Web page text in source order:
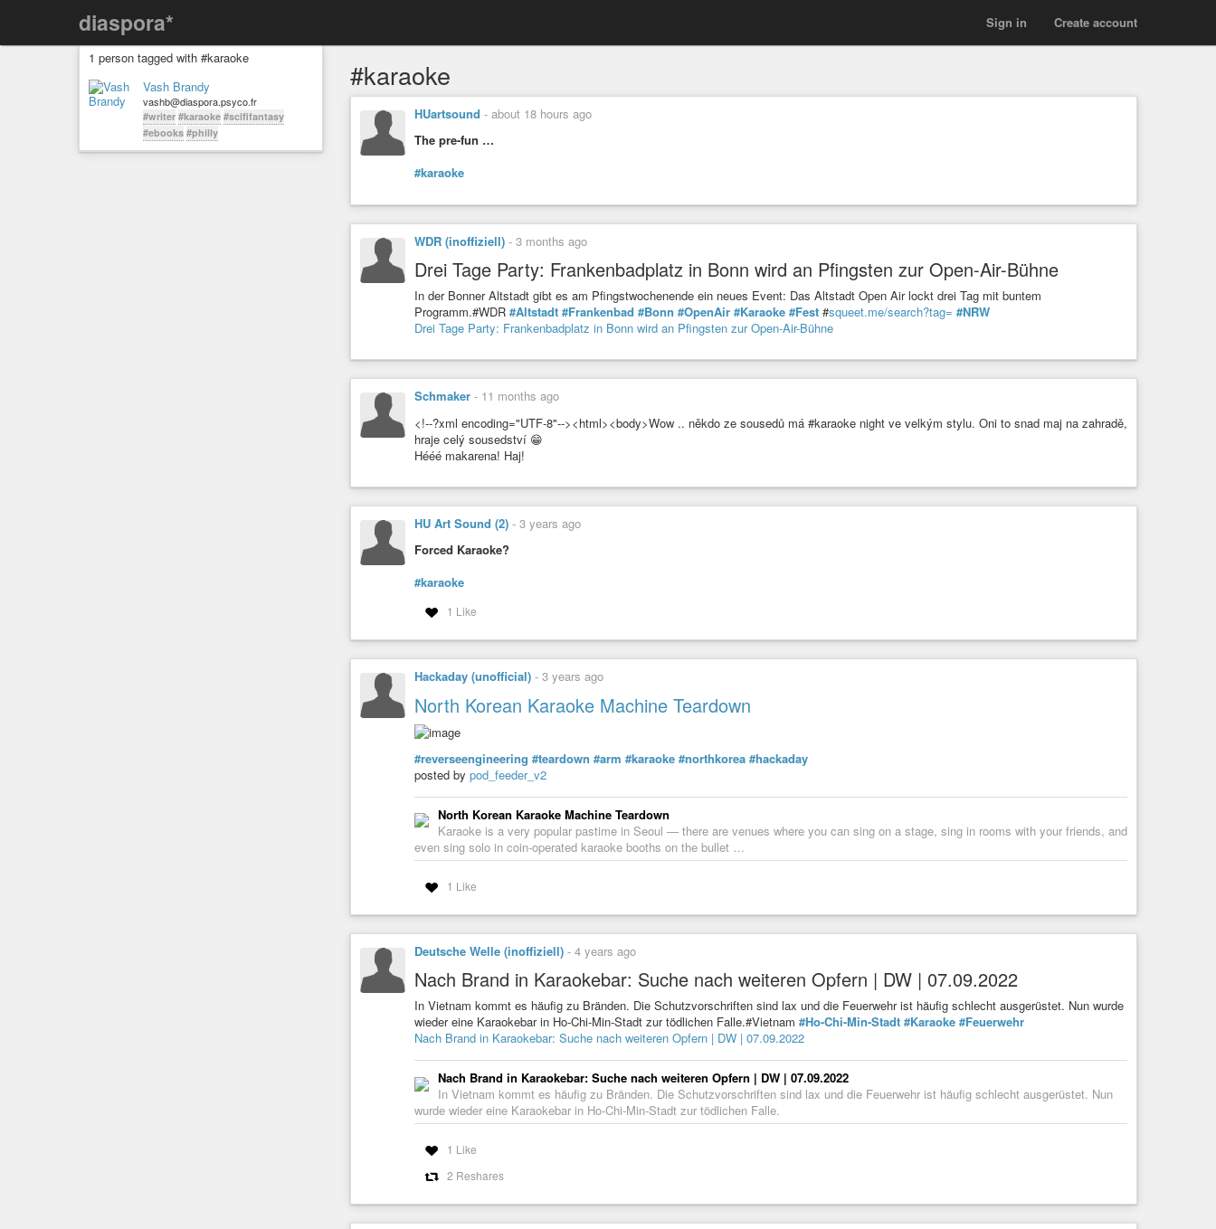
diaspora* Create account
Sign in
1 person tagged with #karaoke
Vash Brandy
vashb@diaspora.psyco.fr
#writer #karaoke #scififantasy
#ebooks #philly
#karaoke
HUartsound - about 18 hours ago
The pre-fun …
#karaoke
WDR (inoffiziell) - 3 months ago
Drei Tage Party: Frankenbadplatz in Bonn wird an Pfingsten zur Open-Air-Bühne
In der Bonner Altstadt gibt es am Pfingstwochenende ein neues Event: Das Altstadt Open Air lockt drei Tag mit buntem
Programm.#WDR #Altstadt #Frankenbad #Bonn #OpenAir #Karaoke #Fest #squeet.me/search?tag= #NRW
Drei Tage Party: Frankenbadplatz in Bonn wird an Pfingsten zur Open-Air-Bühne
Schmaker - 11 months ago
<!--?xml encoding="UTF-8"--><html><body>Wow .. někdo ze sousedů má #karaoke night ve velkým stylu. Oni to snad maj na zahradě,
hraje celý sousedství 😁
Hééé makarena! Haj!
HU Art Sound (2) - 3 years ago
Forced Karaoke?
#karaoke
1 Like
Hackaday (unofficial) - 3 years ago
North Korean Karaoke Machine Teardown
#reverseengineering #teardown #arm #karaoke #northkorea #hackaday
posted by pod_feeder_v2
North Korean Karaoke Machine Teardown
Karaoke is a very popular pastime in Seoul — there are venues where you can sing on a stage, sing in rooms with your friends, and
even sing solo in coin-operated karaoke booths on the bullet …
1 Like
Deutsche Welle (inoffiziell) - 4 years ago
Nach Brand in Karaokebar: Suche nach weiteren Opfern | DW | 07.09.2022
In Vietnam kommt es häufig zu Bränden. Die Schutzvorschriften sind lax und die Feuerwehr ist häufig schlecht ausgerüstet. Nun wurde
wieder eine Karaokebar in Ho-Chi-Min-Stadt zur tödlichen Falle.#Vietnam #Ho-Chi-Min-Stadt #Karaoke #Feuerwehr
Nach Brand in Karaokebar: Suche nach weiteren Opfern | DW | 07.09.2022
Nach Brand in Karaokebar: Suche nach weiteren Opfern | DW | 07.09.2022
In Vietnam kommt es häufig zu Bränden. Die Schutzvorschriften sind lax und die Feuerwehr ist häufig schlecht ausgerüstet. Nun
wurde wieder eine Karaokebar in Ho-Chi-Min-Stadt zur tödlichen Falle.
1 Like
2 Reshares